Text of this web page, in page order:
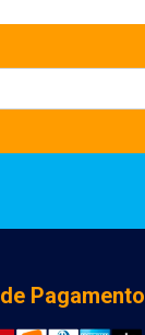
Pagamento